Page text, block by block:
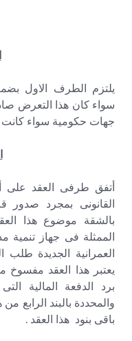
يلتزم الطرف الاول
سواء كان هذا التعرض
جهات حكومية سواء كانت
أتفق طرفى العقد على
القانونى بمجرد صدور
بالشقة موضوع هذا
الممثلة فى جهاز تنمية
العمرانية الجديدة
يعتبر هذا العقد مفسوخ
برد الدفعة المالية
والمحددة بالبند الرابع
باقى بنود هذا العقد .